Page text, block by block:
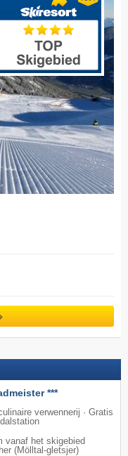
***
verwennerij · Gratis
vanaf het skigebied
(Mölltal-gletsjer)